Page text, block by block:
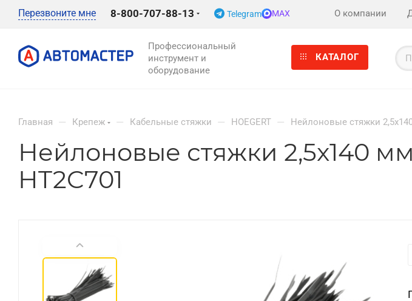
Перезвоните мне 8-800-707-88-13 Telegram MAX О компании
Профессиональный
инструмент и
оборудование
КАТАЛОГ
Главная — Крепеж — Кабельные стяжки — HOEGERT — Нейлоновые стяжки
Нейлоновые стяжки 2,5x140
HT2C701